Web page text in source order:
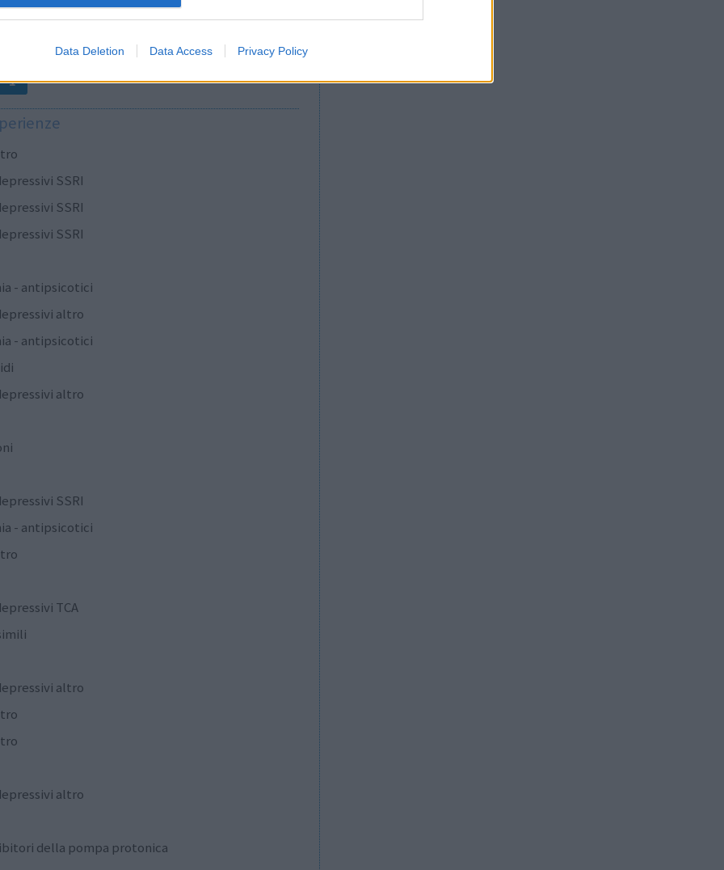
Data Deletion Data Access Privacy Policy
0 reazioni
1
SSRI
SSRI
SSRI
- antipsicotici
altro
- antipsicotici
altro
SSRI
- antipsicotici
TCA
altro
altro
della pompa protonica